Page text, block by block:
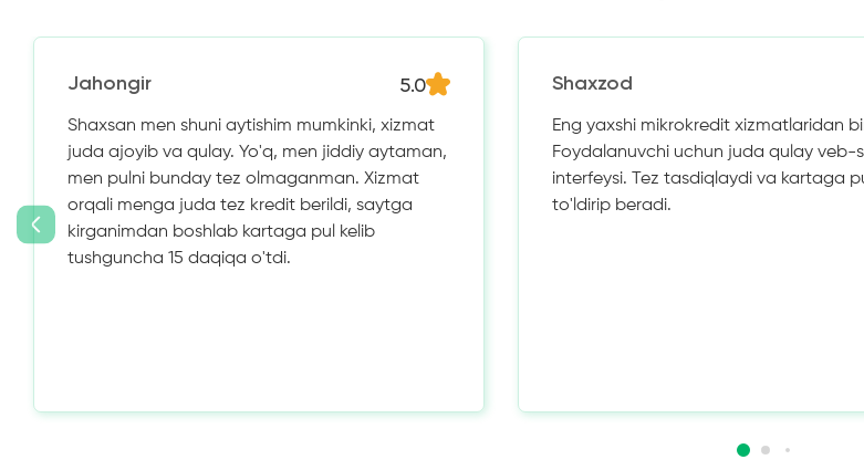
Jahongir 5.0
Shaxsan men shuni aytishim mumkinki, xizmat
juda ajoyib va ​​qulay. Yo'q, men jiddiy aytaman,
men pulni bunday tez olmaganman. Xizmat
orqali menga juda tez kredit berildi, saytga
kirganimdan boshlab kartaga pul kelib
tushguncha 15 daqiqa o'tdi.
Shaxzod
Eng yaxshi mikrokredit xizmatlaridan
Foydalanuvchi uchun juda qulay veb-
interfeysi. Tez tasdiqlaydi va kartaga
to'ldirip beradi.